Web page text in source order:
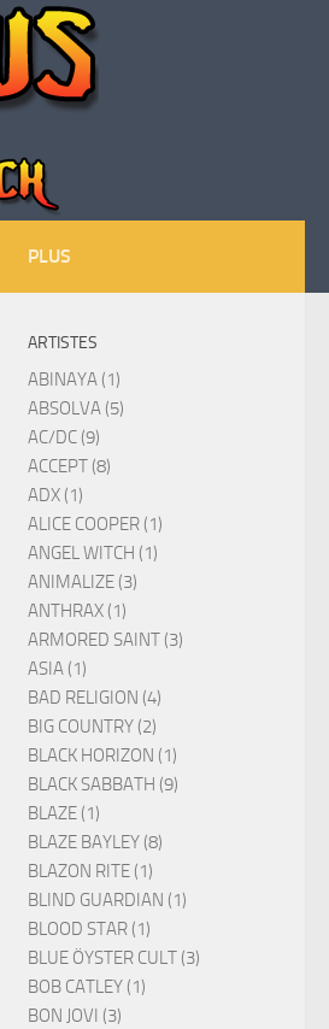
PLUS
ARTISTES
ABINAYA (1)
ABSOLVA (5)
AC/DC (9)
ACCEPT (8)
ADX (1)
ALICE COOPER (1)
ANGEL WITCH (1)
ANIMALIZE (3)
ANTHRAX (1)
ARMORED SAINT (3)
ASIA (1)
BAD RELIGION (4)
BIG COUNTRY (2)
BLACK HORIZON (1)
BLACK SABBATH (9)
BLAZE (1)
BLAZE BAYLEY (8)
BLAZON RITE (1)
BLIND GUARDIAN (1)
BLOOD STAR (1)
BLUE ÖYSTER CULT (3)
BOB CATLEY (1)
BON JOVI (3)